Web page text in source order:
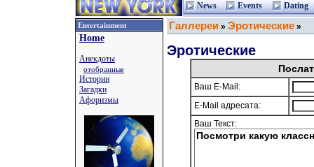
News Events Dating
Entertainment
Home
Анекдоты
отобранные
Истории
Загадки
Афоризмы
Галлереи » Эротические »
Эротические
Ваш E-Mail:
E-Mail адресата:
Ваш Текст: